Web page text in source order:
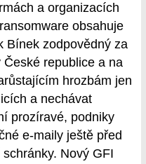
a organizacích
obsahuje
Bínek zodpovědný za
republice a na
hrozbám jen
a nechávat
prozíravé, podniky
e-maily ještě před
Nový GFI